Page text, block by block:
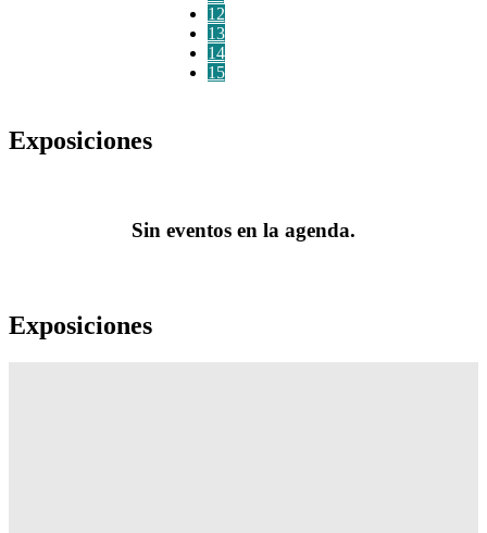
12
13
14
15
Exposiciones
Sin eventos en la agenda.
Exposiciones